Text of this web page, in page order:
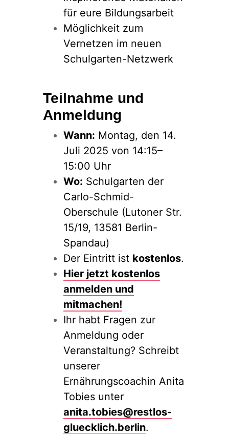
für eure Bildungsarbeit
Möglichkeit zum
Vernetzen im neuen
Schulgarten-Netzwerk
Teilnahme und
Anmeldung
Wann: Montag, den 14.
Juli 2025 von 14:15–
15:00 Uhr
Wo: Schulgarten der
Carlo-Schmid-
Oberschule (Lutoner Str.
15/19, 13581 Berlin-
Spandau)
Der Eintritt ist kostenlos.
Hier jetzt kostenlos
anmelden und
mitmachen!
Ihr habt Fragen zur
Anmeldung oder
Veranstaltung? Schreibt
unserer
Ernährungscoachin Anita
Tobies unter
anita.tobies@restlos-
gluecklich.berlin.